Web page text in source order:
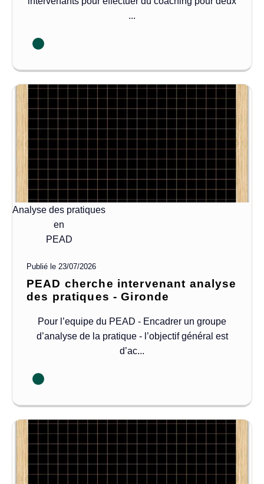
...
Analyse des pratiques
en
PEAD
Publié le 23/07/2026
PEAD cherche intervenant analyse
des pratiques - Gironde
Pour l’equipe du PEAD - Encadrer un groupe
d’analyse de la pratique - l’objectif général est
d’ac...